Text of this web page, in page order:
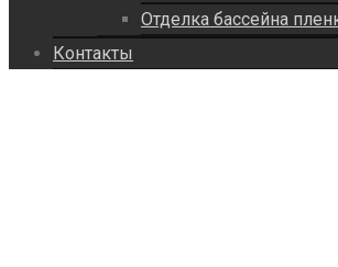
Отделка бассейна
Контакты